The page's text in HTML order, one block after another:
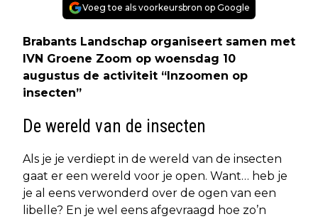
Voeg toe als voorkeursbron op Google
Brabants Landschap organiseert samen met
IVN Groene Zoom op woensdag 10
augustus de activiteit “Inzoomen op
insecten”
De wereld van de insecten
Als je je verdiept in de wereld van de insecten
gaat er een wereld voor je open. Want… heb je
je al eens verwonderd over de ogen van een
libelle? En je wel eens afgevraagd hoe zo’n